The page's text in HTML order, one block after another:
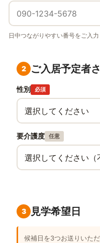
日中つながりやすい番号をご入
2 ご入居予定者
性別 必須
要介護度 任意
3 見学希望日
候補日を3つお送りいた